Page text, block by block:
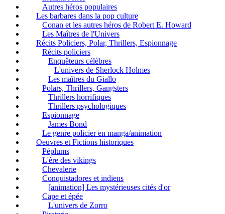
Autres héros populaires
Les barbares dans la pop culture
Conan et les autres héros de Robert E. Howard
Les Maîtres de l'Univers
Récits Policiers, Polar, Thrillers, Espionnage
Récits policiers
Enquêteurs célèbres
L'univers de Sherlock Holmes
Les maîtres du Giallo
Polars, Thrillers, Gangsters
Thrillers horrifiques
Thrillers psychologiques
Espionnage
James Bond
Le genre policier en manga/animation
Oeuvres et Fictions historiques
Péplums
L'ère des vikings
Chevalerie
Conquistadores et indiens
[animation] Les mystérieuses cités d'or
Cape et épée
L'univers de Zorro